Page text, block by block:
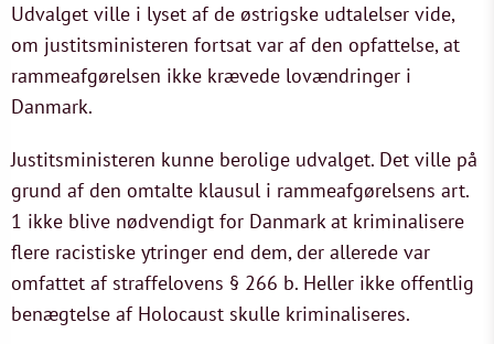
Udvalget ville i lyset af de østrigske udtalelser vide,
om justitsministeren fortsat var af den opfattelse, at
rammeafgørelsen ikke krævede lovændringer i
Danmark.
Justitsministeren kunne berolige udvalget. Det ville på
grund af den omtalte klausul i rammeafgørelsens art.
1 ikke blive nødvendigt for Danmark at kriminalisere
flere racistiske ytringer end dem, der allerede var
omfattet af straffelovens § 266 b. Heller ikke offentlig
benægtelse af Holocaust skulle kriminaliseres.